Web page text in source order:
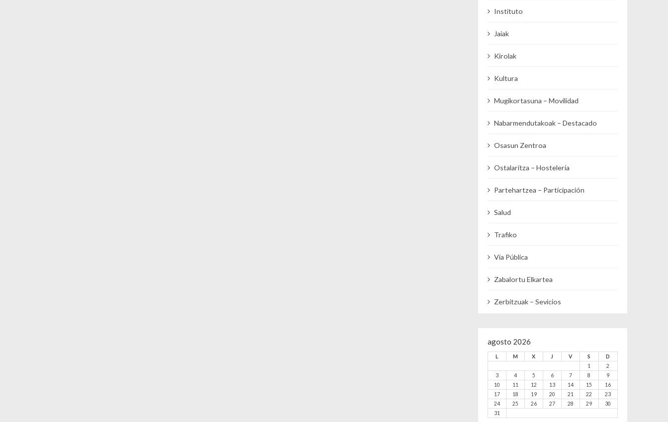
Instituto
Jaiak
Kirolak
Kultura
Mugikortasuna – Movilidad
Nabarmendutakoak – Destacado
Osasun Zentroa
Ostalaritza – Hostelería
Partehartzea – Participación
Salud
Trafiko
Vía Pública
Zabalortu Elkartea
Zerbitzuak – Sevicios
agosto 2026
L M X J V S
D
1
2
3
4 5 6 7 8
9
10
11 12 13 14 15
16
17
18 19 20 21 22
23
24
25 26 27 28 29
30
31